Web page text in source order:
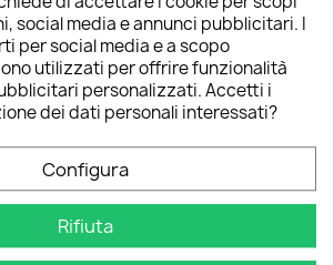
6063 Alluminio Aeronautico e abs
2 Pezzi
2 Anni
Slux
EMC anti interferenza radio
SMD 3030
social media e annunci pubblicitari. I
per social media e a scopo
utilizzati per offrire funzionalità
personalizzati. Accetti i
dei dati personali interessati?
Configura
Rifiuta
PER TE!
email qui sotto per ricevere il
sul tuo primo ordine!